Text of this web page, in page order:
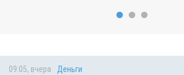
09:05, вчера Деньги